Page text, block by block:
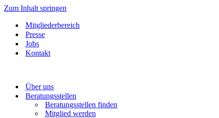
Zum Inhalt springen
Mitgliederbereich
Presse
Jobs
Kontakt
Über uns
Beratungsstellen
Beratungsstellen finden
Mitglied werden